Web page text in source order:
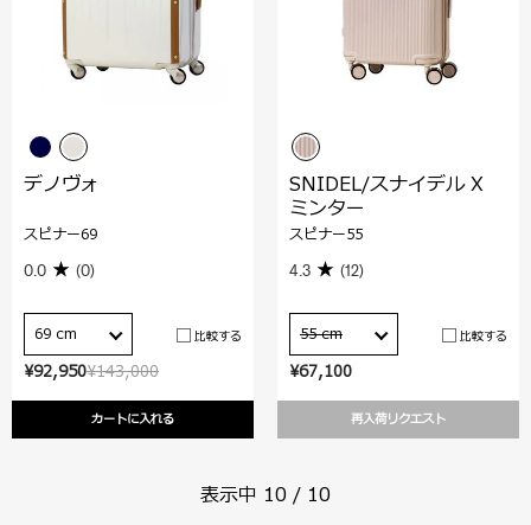
¥143,000
¥92,950
カートに入れる
デノヴォ
スピナー69
0.0 (0)
69 cm 比較する
¥67,100
再入荷リクエスト
SNIDEL/スナイデル X
ミンター
スピナー55
4.3 (12)
55 cm 比較する
表示中 10 / 10